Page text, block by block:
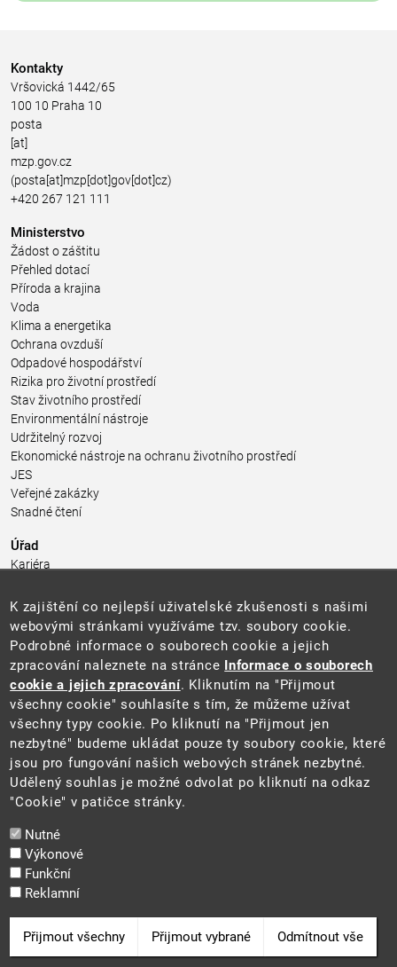
Kontakty
Vršovická 1442/65
100 10 Praha 10
posta
[at]
mzp.gov.cz
(posta[at]mzp[dot]gov[dot]cz)
+420 267 121 111
Ministerstvo
Žádost o záštitu
Přehled dotací
Příroda a krajina
Voda
Klima a energetika
Ochrana ovzduší
Odpadové hospodářství
Rizika pro životní prostředí
Stav životního prostředí
Environmentální nástroje
Udržitelný rozvoj
Ekonomické nástroje na ochranu životního prostředí
JES
Veřejné zakázky
Snadné čtení
Úřad
Kariéra
Pro média a veřejnost
Povinně zveřejňované informace
Kontakty
Přistupnost budovy úřadu MŽP
(PDF, 204 kB)
Web
Aktuality
Ochrana osobních údajů
Prohlášení o přístupnosti
Zásady používání cookies
Mapa webu
Cookie
K zajištění co nejlepší uživatelské zkušenosti s našimi
webovými stránkami využíváme tzv. soubory cookie.
Podrobné informace o souborech cookie a jejich
zpracování naleznete na stránce Informace o souborech
cookie a jejich zpracování. Kliknutím na "Přijmout
všechny cookie" souhlasíte s tím, že můžeme užívat
všechny typy cookie. Po kliknutí na "Přijmout jen
nezbytné" budeme ukládat pouze ty soubory cookie, které
jsou pro fungování našich webových stránek nezbytné.
Udělený souhlas je možné odvolat po kliknutí na odkaz
"Cookie" v patičce stránky.
Nutné
Výkonové
Funkční
Reklamní
Přijmout všechny Přijmout vybrané Odmítnout vše